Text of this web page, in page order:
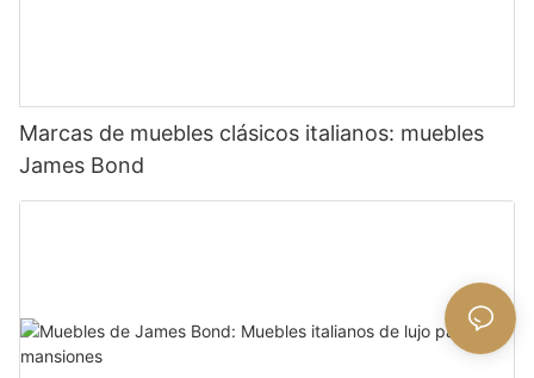
Marcas de muebles clásicos italianos: muebles
James Bond